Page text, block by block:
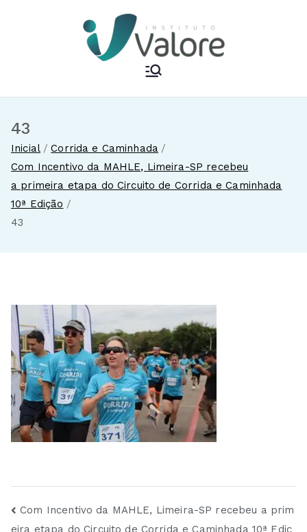
Instituto Valore
43
Inicial
Corrida e Caminhada
Com Incentivo da MAHLE, Limeira-SP recebeu
a primeira etapa do Circuito de Corrida e Caminhada
10ª Edição
43
Navegação
Com Incentivo da MAHLE, Limeira-SP recebeu a prim
eira etapa do Circuito de Corrida e Caminhada 10ª Ediç